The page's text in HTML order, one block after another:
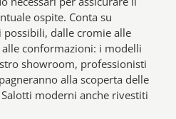
ospite. Conta su
dalle cromie alle
conformazioni: i modelli
showroom, professionisti
alla scoperta delle
moderni anche rivestiti